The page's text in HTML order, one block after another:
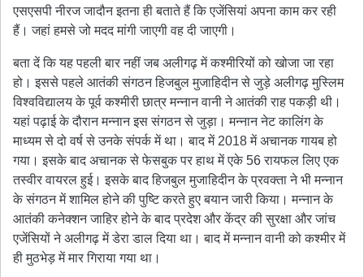
एसएसपी नीरज जादौन इतना ही बताते हैं कि एजेंसियां अपना काम कर रही
हैं। जहां हमसे जो मदद मांगी जाएगी वह दी जाएगी।
बता दें कि यह पहली बार नहीं जब अलीगढ़ में कश्मीरियों को खोजा जा रहा
हो। इससे पहले आतंकी संगठन हिजबुल मुजाहिदीन से जुड़े अलीगढ़ मुस्लिम
विश्वविद्यालय के पूर्व कश्मीरी छात्र मन्नान वानी ने आतंकी राह पकड़ी थी।
यहां पढ़ाई के दौरान मन्नान इस संगठन से जुड़ा। मन्नान नेट कालिंग के
माध्यम से दो वर्ष से उनके संपर्क में था। बाद में 2018 में अचानक गायब हो
गया। इसके बाद अचानक से फेसबुक पर हाथ में एके 56 रायफल लिए एक
तस्वीर वायरल हुई। इसके बाद हिजबुल मुजाहिदीन के प्रवक्ता ने भी मन्नान
के संगठन में शामिल होने की पुष्टि करते हुए बयान जारी किया। मन्नान के
आतंकी कनेक्शन जाहिर होने के बाद प्रदेश और केंद्र की सुरक्षा और जांच
एजेंसियों ने अलीगढ़ में डेरा डाल दिया था। बाद में मन्नान वानी को कश्मीर में
ही मुठभेड़ में मार गिराया गया था।